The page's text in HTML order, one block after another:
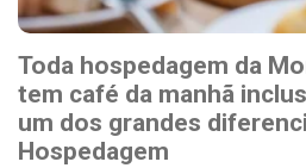
Toda hospedagem da
tem café da manhã
um dos grandes
Hospedagem